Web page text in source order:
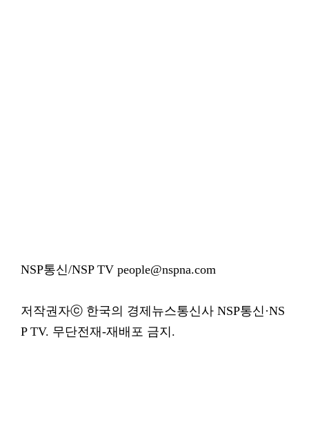
NSP통신/NSP TV people@nspna.com
저작권자ⓒ 한국의 경제뉴스통신사 NSP통신·NS
P TV. 무단전재-재배포 금지.